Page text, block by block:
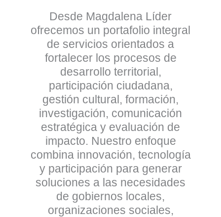
Desde Magdalena Líder
ofrecemos un portafolio integral
de servicios orientados a
fortalecer los procesos de
desarrollo territorial,
participación ciudadana,
gestión cultural, formación,
investigación, comunicación
estratégica y evaluación de
impacto. Nuestro enfoque
combina innovación, tecnología
y participación para generar
soluciones a las necesidades
de gobiernos locales,
organizaciones sociales,